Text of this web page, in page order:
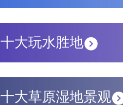
十大玩水胜地
十大草原湿地景观